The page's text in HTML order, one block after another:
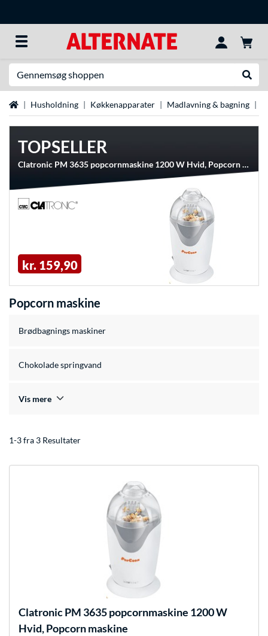
StartsideHusholdning Køkkenapparater Madlavning & bagning
TOPSELLER
Clatronic PM 3635 popcornmaskine 1200 W Hvid, Popcorn maskine
kr. 159,90
Popcorn maskine
Brødbagnings maskiner
Chokolade springvand
Vis mere
1-3 fra 3 Resultater
ClatronicPM 3635 popcornmaskine 1200 W
Hvid, Popcorn maskine